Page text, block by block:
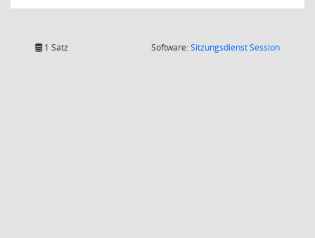
1 Satz Software:SitzungsdienstSession(Wird in